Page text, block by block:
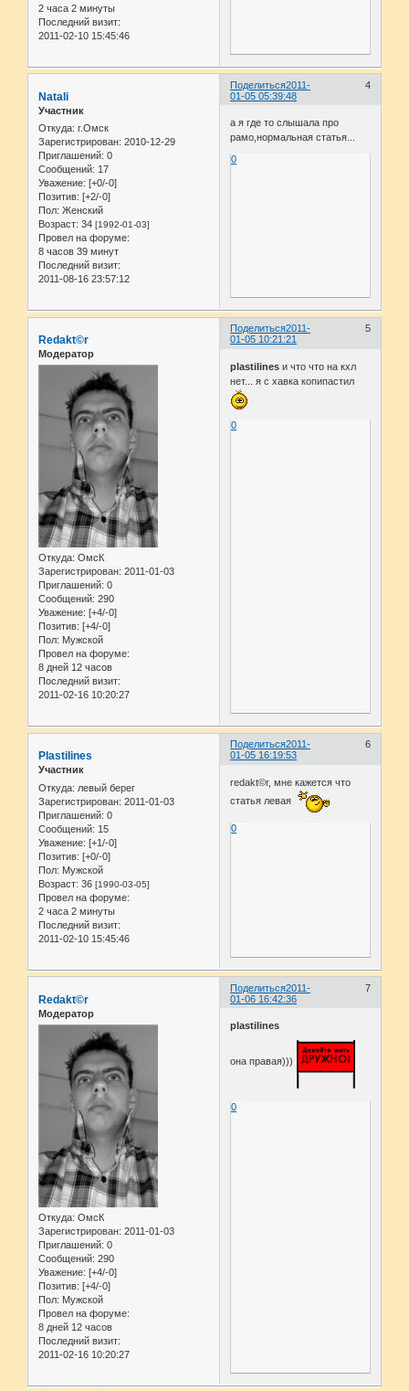
2 часа 2 минуты
Последний визит:
2011-02-10 15:45:46
Поделиться 4
2011-
01-05 05:39:48
Natali
Участник
Откуда: г.Омск
Зарегистрирован: 2010-12-29
Приглашений: 0
Сообщений: 17
Уважение: [+0/-0]
Позитив: [+2/-0]
Пол: Женский
Возраст: 34 [1992-01-03]
Провел на форуме:
8 часов 39 минут
Последний визит:
2011-08-16 23:57:12
а я где то слышала про
рамо,нормальная статья...
0
Поделиться 5
2011-
01-05 10:21:21
Redakt©r
Модератор
Откуда: ОмсК
Зарегистрирован: 2011-01-03
Приглашений: 0
Сообщений: 290
Уважение: [+4/-0]
Позитив: [+4/-0]
Пол: Мужской
Провел на форуме:
8 дней 12 часов
Последний визит:
2011-02-16 10:20:27
plastilines и что что на кхл
нет... я с хавка копипастил
0
Поделиться 6
2011-
01-05 16:19:53
Plastilines
Участник
Откуда: левый берег
Зарегистрирован: 2011-01-03
Приглашений: 0
Сообщений: 15
Уважение: [+1/-0]
Позитив: [+0/-0]
Пол: Мужской
Возраст: 36 [1990-03-05]
Провел на форуме:
2 часа 2 минуты
Последний визит:
2011-02-10 15:45:46
redakt©r, мне кажется что
статья левая
0
Поделиться 7
2011-
01-06 16:42:36
Redakt©r
Модератор
Откуда: ОмсК
Зарегистрирован: 2011-01-03
Приглашений: 0
Сообщений: 290
Уважение: [+4/-0]
Позитив: [+4/-0]
Пол: Мужской
Провел на форуме:
8 дней 12 часов
Последний визит:
2011-02-16 10:20:27
plastilines
она правая)))
0